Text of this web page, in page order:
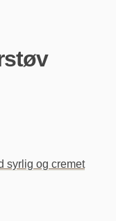
syrlig og cremet